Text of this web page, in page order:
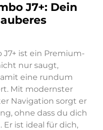
J7+: Dein
J7+ ist ein Premium-
nur saugt,
eine rundum
Mit modernster
Navigation sorgt er
ohne dass du dich
ist ideal für dich,